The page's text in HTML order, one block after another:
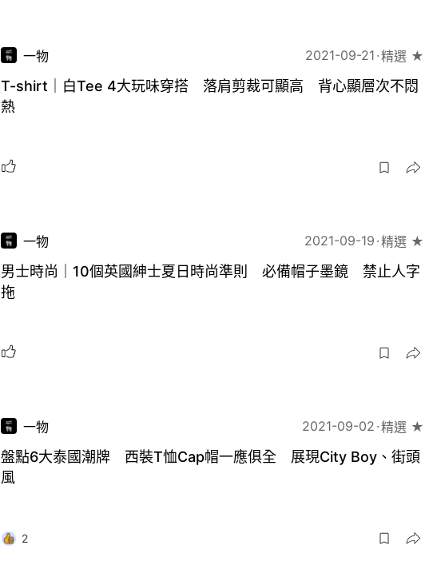
一物 2021-09-21 精選 ★
T-shirt｜白Tee 4大玩味穿搭 落肩剪裁可顯高 背心顯層次不悶
熱
一物 2021-09-19 精選 ★
男士時尚｜10個英國紳士夏日時尚準則 必備帽子墨鏡 禁止人字
拖
一物 2021-09-02 精選 ★
盤點6大泰國潮牌 西裝T恤Cap帽一應俱全 展現City Boy、街頭
風
2